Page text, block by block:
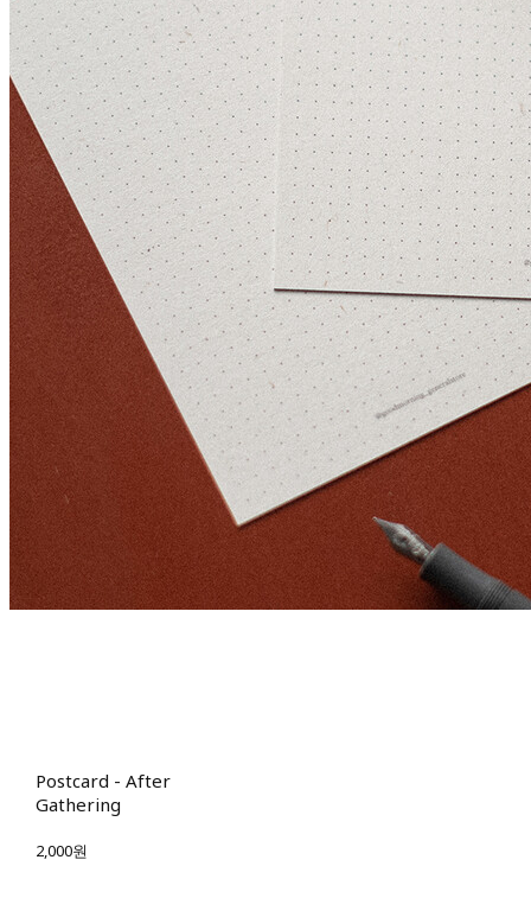
Postcard - After
Gathering
2,000원